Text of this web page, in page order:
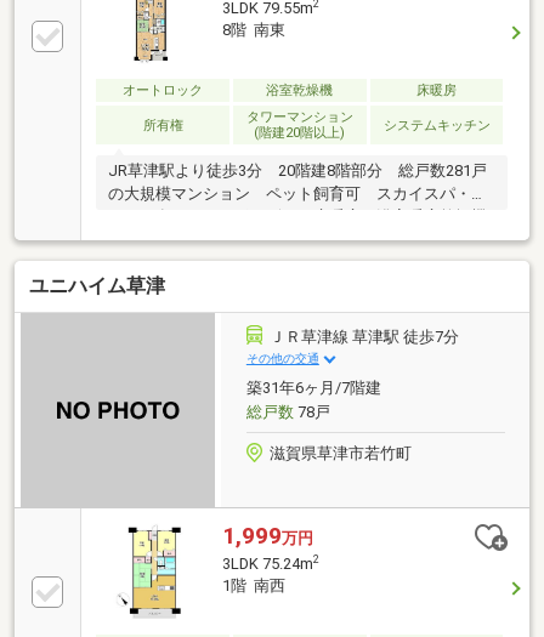
当たり・眺望良好◎－－▼▽L-planning （エルプラ
ンニング）▽▼－－【栗東市・守山市・草津市／不動
産・リフォーム】滋賀県の不動産・リフォームは全て
当店にワンストップでお任せください！＼Google口コ
ミ110件以上！☆4.9の高評価を頂いております♪／
3LDK 79.55m2
8階 南東
オートロック 浴室乾燥機 床暖房
所有権
タワーマンション
(階建20階以上)
システムキッチン
JR草津駅より徒歩3分 20階建8階部分 総戸数281戸
の大規模マンション ペット飼育可 スカイスパ・ラ
ユニハイム草津
ＪＲ草津線 草津駅 徒歩7分
その他の交通
築31年6ヶ月/7階建
総戸数78戸
滋賀県草津市若竹町
1,999万円
3LDK 75.24m2
1階 南西